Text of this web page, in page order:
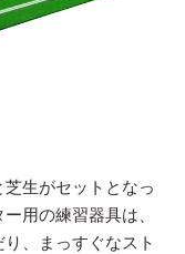
生がセットとなっ
用の練習器具は、
、まっすぐなスト